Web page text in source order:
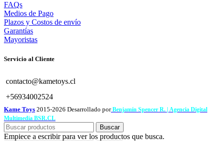
FAQs
Medios de Pago
Plazos y Costos de envío
Garantías
Mayoristas
Servicio al Cliente
contacto@kametoys.cl
+56934002524
Kame Toys 2015-2026 Desarrollado porBenjamín Spencer R. | Agencia Digital
Multimedia BSR.CL
Buscar
Empiece a escribir para ver los productos que busca.